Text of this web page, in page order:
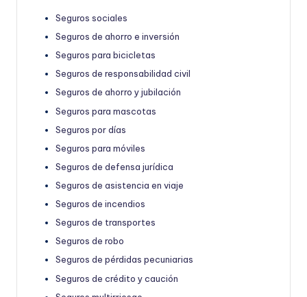
Seguros sociales
Seguros de ahorro e inversión
Seguros para bicicletas
Seguros de responsabilidad civil
Seguros de ahorro y jubilación
Seguros para mascotas
Seguros por días
Seguros para móviles
Seguros de defensa jurídica
Seguros de asistencia en viaje
Seguros de incendios
Seguros de transportes
Seguros de robo
Seguros de pérdidas pecuniarias
Seguros de crédito y caución